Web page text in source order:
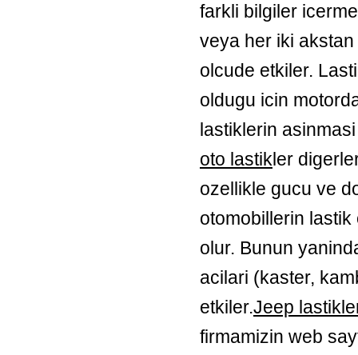
farkli bilgiler
veya her iki
olcude etkiler.
oldugu icin
lastiklerin
oto lastikler
ozellikle gucu ve
otomobillerin
olur. Bunun
acilari (kaster,
etkiler.Jeep
firmamizin web